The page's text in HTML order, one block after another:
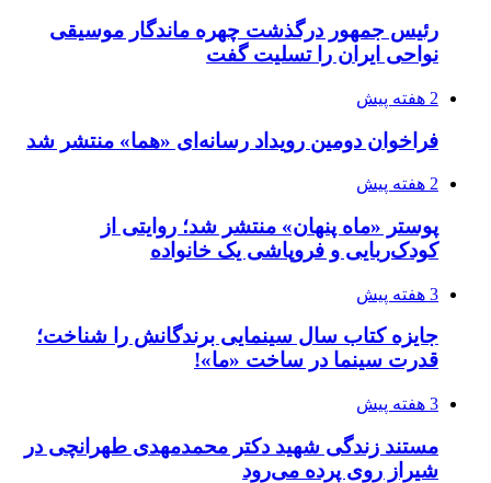
رئیس جمهور درگذشت چهره ماندگار موسیقی
نواحی ایران را تسلیت گفت
2 هفته پیش
فراخوان دومین رویداد رسانه‌ای «هما» منتشر شد
2 هفته پیش
پوستر «ماه پنهان» منتشر شد؛ روایتی از
کودک‌ربایی و فروپاشی یک خانواده
3 هفته پیش
جایزه کتاب سال سینمایی برندگانش را شناخت؛
قدرت سینما در ساخت «ما»!
3 هفته پیش
مستند زندگی شهید دکتر محمدمهدی طهرانچی در
شیراز روی پرده می‌رود